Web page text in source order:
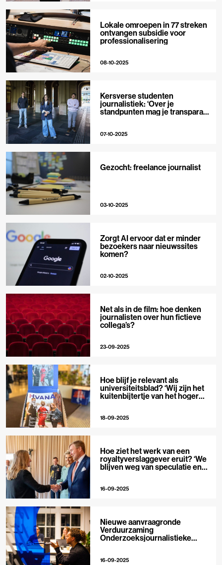
Lokale omroepen in 77 streken
ontvangen subsidie voor
professionalisering
08-10-2025
Kersverse studenten
journalistiek: ‘Over je
standpunten mag je transparant
07-10-2025
Gezocht: freelance journalist
03-10-2025
Zorgt AI ervoor dat er minder
bezoekers naar nieuwssites
komen?
02-10-2025
Net als in de film: hoe denken
journalisten over hun fictieve
collega’s?
23-09-2025
Hoe blijf je relevant als
universiteitsblad? ‘Wij zijn het
kuitenbijtertje van het hoger
18-09-2025
Hoe ziet het werk van een
royaltyverslaggever eruit? ‘We
blijven weg van speculatie en
16-09-2025
Nieuwe aanvraagronde
Verduurzaming
Onderzoeksjournalistieke
16-09-2025